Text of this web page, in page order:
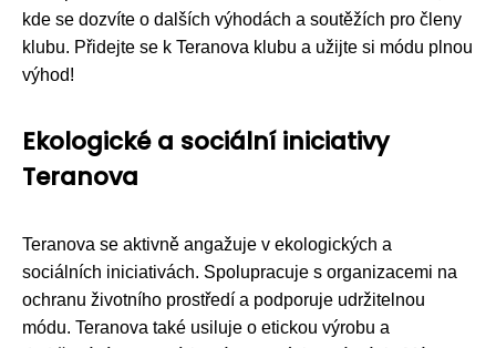
kde se dozvíte o dalších výhodách a soutěžích pro členy
klubu. Přidejte se k Teranova klubu a užijte si módu plnou
výhod!
Ekologické a sociální iniciativy
Teranova
Teranova se aktivně angažuje v ekologických a
sociálních iniciativách. Spolupracuje s organizacemi na
ochranu životního prostředí a podporuje udržitelnou
módu. Teranova také usiluje o etickou výrobu a